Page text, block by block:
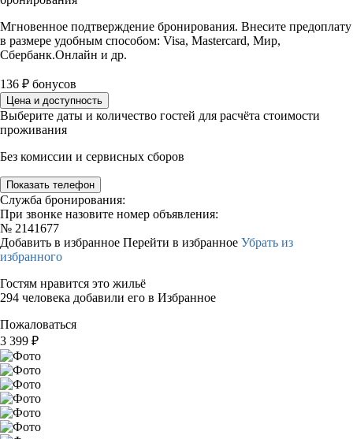
Мгновенное подтверждение бронирования. Внесите предоплату
в размере удобным способом: Visa, Mastercard, Мир,
Сбербанк.Онлайн и др.
136 ₽ бонусов
Цена и доступность
Выберите даты и количество гостей для расчёта стоимости
проживания
Без комиссии и сервисных сборов
Показать телефон
Служба бронирования:
При звонке назовите номер объявления:
№ 2141677
Добавить в избранное Перейти в избранное Убрать из
избранного
Гостям нравится это жильё
294 человека добавили его в Избранное
Пожаловаться
3 399 ₽